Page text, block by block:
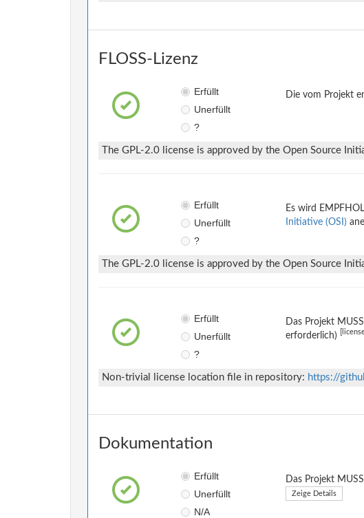
FLOSS-Lizenz
Erfüllt
Unerfüllt
?
Die vom Projekt
The GPL-2.0 license is approved by the Open Source
Erfüllt
Unerfüllt
?
Es wird
Initiative (OSI)
The GPL-2.0 license is approved by the Open Source
Erfüllt
Unerfüllt
?
Das Projekt
erforderlich)
Non-trivial license location file in repository: https://
Dokumentation
Erfüllt
Unerfüllt
N/A
Das Projekt
Zeige Details